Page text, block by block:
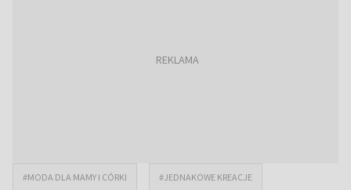
#MODA DLA MAMY I CÓRKI #JEDNAKOWE KREACJE